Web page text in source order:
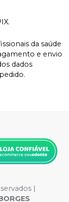
da saúde
e envio
dados
|